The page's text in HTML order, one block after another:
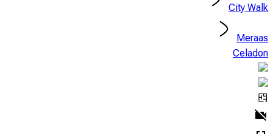
City Walk
Meraas
Celadon